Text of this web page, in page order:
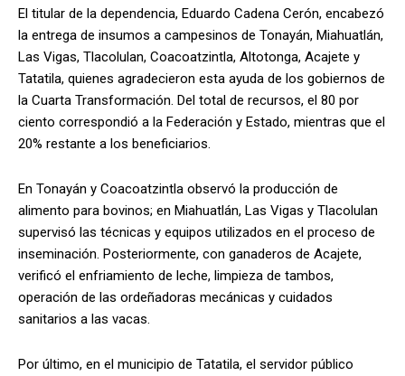
El titular de la dependencia, Eduardo Cadena Cerón, encabezó
la entrega de insumos a campesinos de Tonayán, Miahuatlán,
Las Vigas, Tlacolulan, Coacoatzintla, Altotonga, Acajete y
Tatatila, quienes agradecieron esta ayuda de los gobiernos de
la Cuarta Transformación. Del total de recursos, el 80 por
ciento correspondió a la Federación y Estado, mientras que el
20% restante a los beneficiarios.
En Tonayán y Coacoatzintla observó la producción de
alimento para bovinos; en Miahuatlán, Las Vigas y Tlacolulan
supervisó las técnicas y equipos utilizados en el proceso de
inseminación. Posteriormente, con ganaderos de Acajete,
verificó el enfriamiento de leche, limpieza de tambos,
operación de las ordeñadoras mecánicas y cuidados
sanitarios a las vacas.
Por último, en el municipio de Tatatila, el servidor público